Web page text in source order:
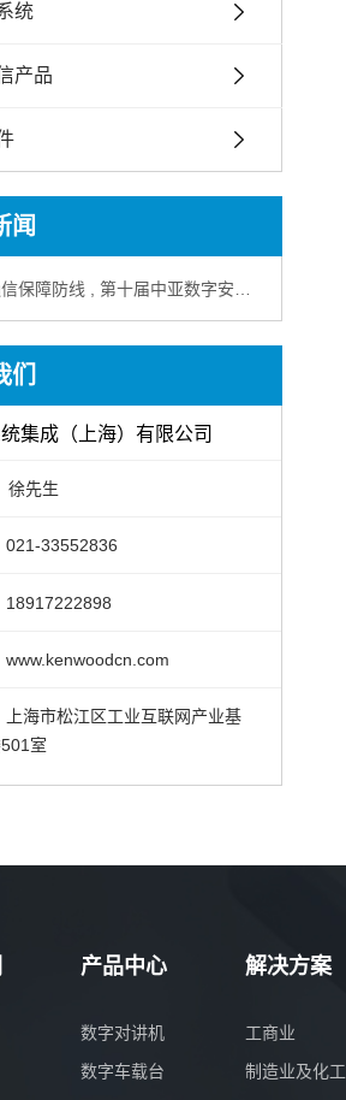
统
产品
闻
保障防线 , 第十届中亚数字安防博览会
们
集成（上海）有限公司
徐先生
33552836
海市松江区工业互联网产业基
室
产品中心
数字对讲机
数字车载台
解决方案
工商业
制造业及化工